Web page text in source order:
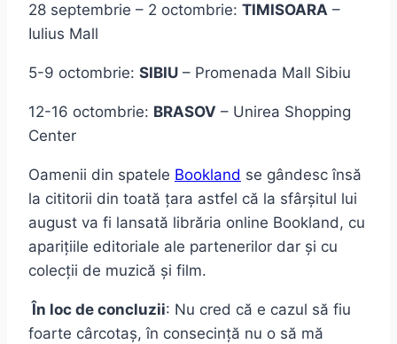
28 septembrie – 2 octombrie: TIMISOARA –
Iulius Mall
5-9 octombrie: SIBIU – Promenada Mall Sibiu
12-16 octombrie: BRASOV – Unirea Shopping
Center
Oamenii din spatele Bookland se gândesc însă
la cititorii din toată țara astfel că la sfârșitul lui
august va fi lansată librăria online Bookland, cu
aparițiile editoriale ale partenerilor dar și cu
colecții de muzică și film.
În loc de concluzii: Nu cred că e cazul să fiu
foarte cârcotaș, în consecință nu o să mă